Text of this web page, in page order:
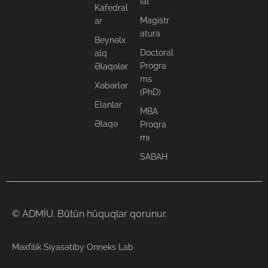
Kafedral
ar
Beynəlx
alq
Əlaqələr
Xəbərlər
Elanlar
Əlaqə
Magistr
atura
Doctoral
Progra
ms
(PhD)
MBA
Proqra
mı
SABAH
© ADMİU. Bütün hüquqlar qorunur.
Məxfilik Siyasətiby Onneks Lab